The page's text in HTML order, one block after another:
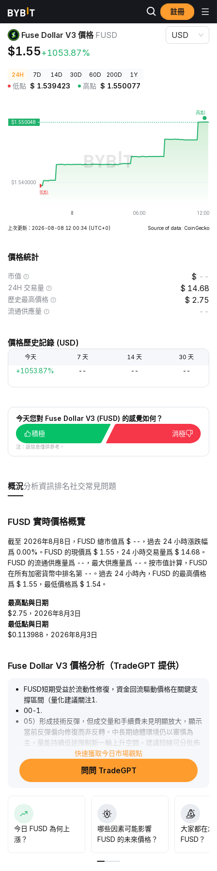
註冊
加密貨幣價格
Fuse Dollar V3 價格 FUSD
$1.55+1053.87%
USD
24H 7D 14D 30D 60D 200D 1Y
低點 $ 1.539423 高點 $ 1.550077
上次更新：2026-08-08 12:00:34 (UTC+0) Source of data: CoinGecko
價格統計
市值 --
24H 交易量 14.68
歷史最高價格 2.75
流通供應量 --
價格歷史記錄 (USD)
今天 7 天 14 天 30 天
+1053.87% -- -- --
今天您對 Fuse Dollar V3 (FUSD) 的感覺如何？
積極
消極
注：該信息僅供參考。
概況分析資訊排名社交常見問題
FUSD 實時價格概覽
截至 2026年8月8日，FUSD 總市值爲 $ --，過去 24 小時漲跌幅
爲 0.00%。FUSD 的現價爲 $ 1.55，24 小時交易量爲 $ 14.68。
FUSD 的流通供應量爲 --，最大供應量爲 --。按市值計算，FUSD
在所有加密貨幣中排名第 --。過去 24 小時內，FUSD 的最高價格
爲 $ 1.55，最低價格爲 $ 1.54。
最高點與日期
$2.75，2026年8月3日
最低點與日期
$0.113988，2026年8月3日
Fuse Dollar V3 價格分析（TradeGPT 提供）
FUSD短期受益於流動性修復，資金回流驅動價格在關鍵支
撐區間（量化建議關注1.
00-1.
05）形成技術反彈，但成交量和手續費未見明顯放大，顯示
當前反彈偏向修復而非反轉。中長期總體環境仍以審慎為
主，量能持續低迷限制新一輪上升空間。建議短線可分批佈
局、嚴格止損，反彈高位逐步減倉；中長期部位建議等待成
交量、風險偏好明顯改善後再行加碼，以控管潛在回落風
快速獲取今日市場觀點
問問 TradeGPT
今日 FUSD 為何上
漲？
哪些因素可能影響
FUSD 的未來價格？
大家都在怎
FUSD？